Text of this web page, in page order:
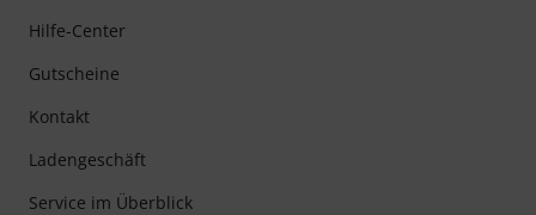
Hilfe-Center
Gutscheine
Kontakt
Ladengeschäft
Service im Überblick